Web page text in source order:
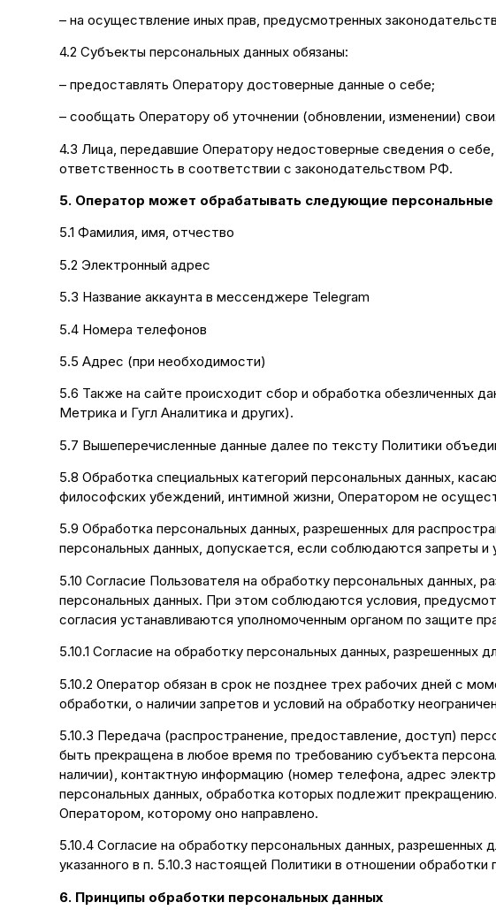
– на осуществление иных прав, предусмотренных
4.2 Субъекты персональных данных обязаны:
– предоставлять Оператору достоверные данные о себе;
– сообщать Оператору об уточнении (обновлении, изменении)
4.3 Лица, передавшие Оператору недостоверные сведения о
ответственность в соответствии с законодательством РФ.
5. Оператор может обрабатывать следующие персональные
5.1 Фамилия, имя, отчество
5.2 Электронный адрес
5.3 Название аккаунта в мессенджере Telegram
5.4 Номера телефонов
5.5 Адрес (при необходимости)
5.6 Также на сайте происходит сбор и обработка обезличенных
Метрика и Гугл Аналитика и других).
5.7 Вышеперечисленные данные далее по тексту Политики
5.8 Обработка специальных категорий персональных данных,
философских убеждений, интимной жизни, Оператором не
5.9 Обработка персональных данных, разрешенных для
персональных данных, допускается, если соблюдаются запреты и
5.10 Согласие Пользователя на обработку персональных данных,
персональных данных. При этом соблюдаются условия,
согласия устанавливаются уполномоченным органом по защите
5.10.1 Согласие на обработку персональных данных,
5.10.2 Оператор обязан в срок не позднее трех рабочих дней с
обработки, о наличии запретов и условий на обработку
5.10.3 Передача (распространение, предоставление, доступ)
быть прекращена в любое время по требованию субъекта
наличии), контактную информацию (номер телефона, адрес
персональных данных, обработка которых подлежит
Оператором, которому оно направлено.
5.10.4 Согласие на обработку персональных данных,
указанного в п. 5.10.3 настоящей Политики в отношении обработки
6. Принципы обработки персональных данных